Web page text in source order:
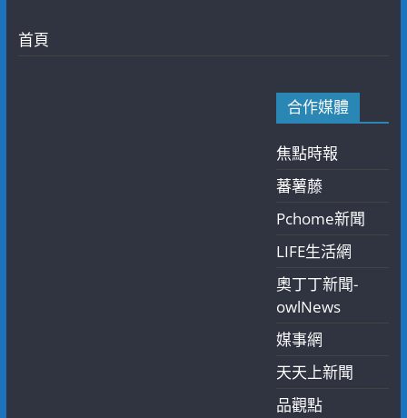
首頁
合作媒體
焦點時報
蕃薯藤
Pchome新聞
LIFE生活網
奧丁丁新聞-
owlNews
媒事網
天天上新聞
品觀點